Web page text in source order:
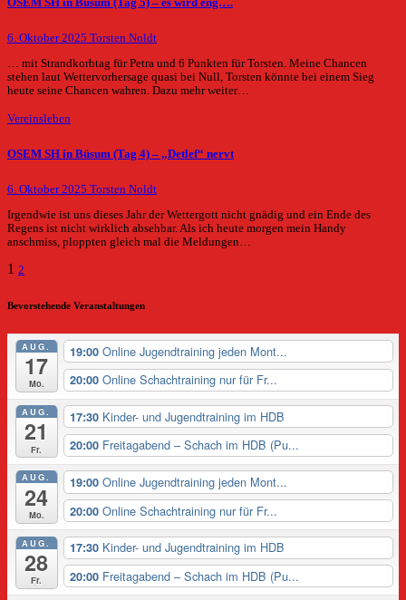
6. Oktober 2025 Torsten Noldt
… mit Strandkorbtag für Petra und 6 Punkten für Torsten. Meine Chancen
stehen laut Wettervorhersage quasi bei Null, Torsten könnte bei einem Sieg
heute seine Chancen wahren. Dazu mehr weiter…
Vereinsleben
OSEM SH in Büsum (Tag 4) – „Detlef“ nervt
6. Oktober 2025 Torsten Noldt
Irgendwie ist uns dieses Jahr der Wettergott nicht gnädig und ein Ende des
Regens ist nicht wirklich absehbar. Als ich heute morgen mein Handy
anschmiss, ploppten gleich mal die Meldungen…
Seitennummerierung
der
1 2
Bevorstehende Veranstaltungen
AUG.
17
Mo.
19:00 Online Jugendtraining jeden Mont...
20:00 Online Schachtraining nur für Fr...
AUG.
21
Fr.
17:30 Kinder- und Jugendtraining im HDB
20:00 Freitagabend – Schach im HDB (Pu...
AUG.
24
Mo.
19:00 Online Jugendtraining jeden Mont...
20:00 Online Schachtraining nur für Fr...
AUG.
28
Fr.
17:30 Kinder- und Jugendtraining im HDB
20:00 Freitagabend – Schach im HDB (Pu...